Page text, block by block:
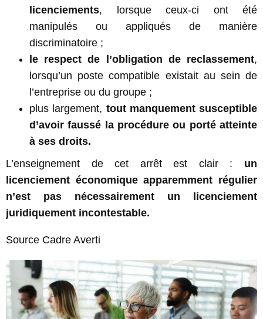
licenciements, lorsque ceux-ci ont été
manipulés ou appliqués de manière
discriminatoire ;
le respect de l’obligation de reclassement,
lorsqu’un poste compatible existait au sein de
l’entreprise ou du groupe ;
plus largement, tout manquement susceptible
d’avoir faussé la procédure ou porté atteinte
à ses droits.
L’enseignement de cet arrêt est clair : un
licenciement économique apparemment régulier
n’est pas nécessairement un licenciement
juridiquement incontestable.
Source Cadre Averti